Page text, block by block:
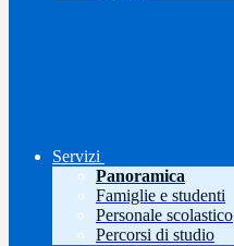
Servizi
Panoramica
Famiglie e studenti
Personale scolastico
Percorsi di studio